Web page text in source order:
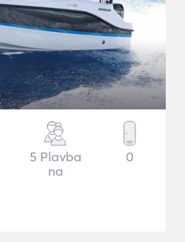
5 Plavba
na
0